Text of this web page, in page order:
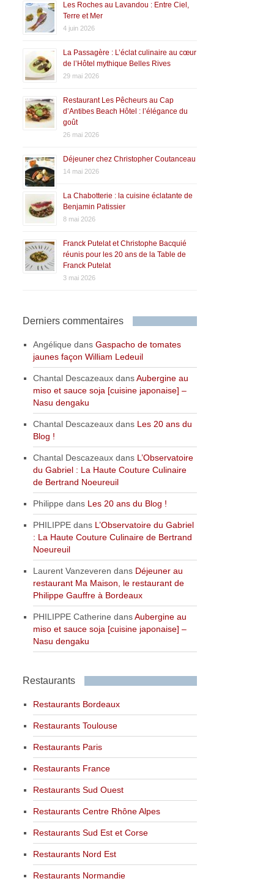
Les Roches au Lavandou : Entre Ciel,
Terre et Mer
4 juin 2026
La Passagère : L’éclat culinaire au cœur
de l’Hôtel mythique Belles Rives
29 mai 2026
Restaurant Les Pêcheurs au Cap
d’Antibes Beach Hôtel : l’élégance du
goût
26 mai 2026
Déjeuner chez Christopher Coutanceau
14 mai 2026
La Chabotterie : la cuisine éclatante de
Benjamin Patissier
8 mai 2026
Franck Putelat et Christophe Bacquié
réunis pour les 20 ans de la Table de
Franck Putelat
3 mai 2026
Derniers commentaires
Angélique dansGaspacho de tomates
jaunes façon William Ledeuil
Chantal Descazeaux dansAubergine au
miso et sauce soja [cuisine japonaise] –
Nasu dengaku
Chantal Descazeaux dans Les 20 ans du
Blog !
Chantal Descazeaux dans L’Observatoire
du Gabriel : La Haute Couture Culinaire
de Bertrand Noeureuil
Philippe dans Les 20 ans du Blog !
PHILIPPE dans L’Observatoire du Gabriel
: La Haute Couture Culinaire de Bertrand
Noeureuil
Laurent Vanzeveren dans Déjeuner au
restaurant Ma Maison, le restaurant de
Philippe Gauffre à Bordeaux
PHILIPPE Catherine dansAubergine au
miso et sauce soja [cuisine japonaise] –
Nasu dengaku
Restaurants
Restaurants Bordeaux
Restaurants Toulouse
Restaurants Paris
Restaurants France
Restaurants Sud Ouest
Restaurants Centre Rhône Alpes
Restaurants Sud Est et Corse
Restaurants Nord Est
Restaurants Normandie